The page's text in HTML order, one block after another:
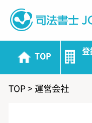
TOP
TOP> 運営会社